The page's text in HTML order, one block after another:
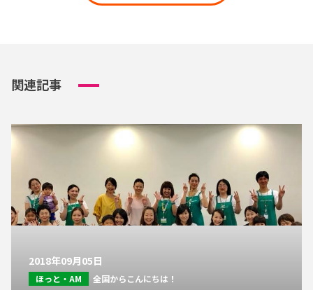
関連記事
2018年09月05日
ほっと・AM 全国からこんにちは！